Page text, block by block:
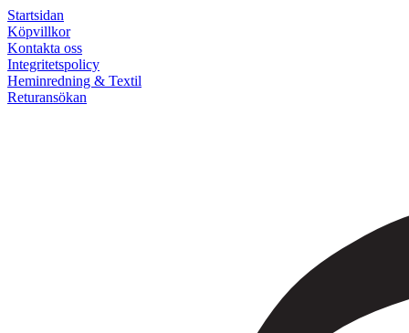
Startsidan
Köpvillkor
Kontakta oss
Integritetspolicy
Heminredning & Textil
Returansökan